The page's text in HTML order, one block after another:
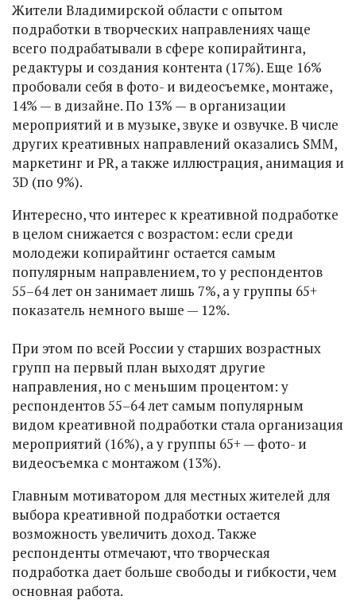
Жители Владимирской области с опытом
подработки в творческих направлениях чаще
всего подрабатывали в сфере копирайтинга,
редактуры и создания контента (17%). Еще 16%
пробовали себя в фото- и видеосъемке, монтаже,
14% — в дизайне. По 13% — в организации
мероприятий и в музыке, звуке и озвучке. В числе
других креативных направлений оказались SMM,
маркетинг и PR, а также иллюстрация, анимация и
3D (по 9%).
Интересно, что интерес к креативной подработке
в целом снижается с возрастом: если среди
молодежи копирайтинг остается самым
популярным направлением, то у респондентов
55–64 лет он занимает лишь 7%, а у группы 65+
показатель немного выше — 12%.
При этом по всей России у старших возрастных
групп на первый план выходят другие
направления, но с меньшим процентом: у
респондентов 55–64 лет самым популярным
видом креативной подработки стала организация
мероприятий (16%), а у группы 65+ — фото- и
видеосъемка с монтажом (13%).
Главным мотиватором для местных жителей для
выбора креативной подработки остается
возможность увеличить доход. Также
респонденты отмечают, что творческая
подработка дает больше свободы и гибкости, чем
основная работа.